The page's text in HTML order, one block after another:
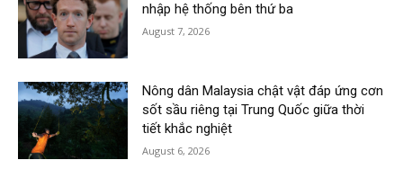
nhập hệ thống bên thứ ba
August 7, 2026
Nông dân Malaysia chật vật đáp ứng cơn
sốt sầu riêng tại Trung Quốc giữa thời
tiết khắc nghiệt
August 6, 2026